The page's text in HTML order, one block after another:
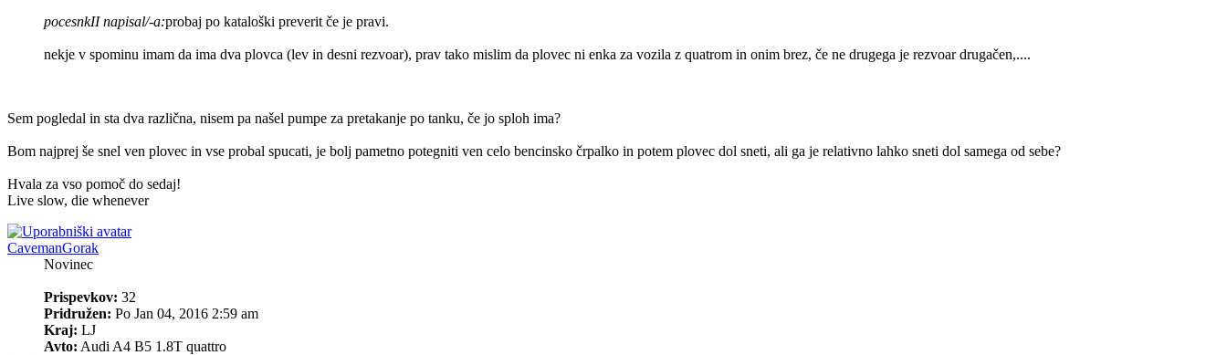
pocesnkII napisal/-a:probaj po kataloški preverit če je pravi.
nekje v spominu imam da ima dva plovca (lev in desni rezvoar), prav tako mislim da plovec ni enka za vozila z quatrom in onim brez, če ne drugega je rezvoar drugačen,....
Sem pogledal in sta dva različna, nisem pa našel pumpe za pretakanje po tanku, če jo sploh ima?
Bom najprej še snel ven plovec in vse probal spucati, je bolj pametno potegniti ven celo bencinsko črpalko in potem plovec dol sneti, ali ga je relativno lahko sneti dol samega od sebe?
Hvala za vso pomoč do sedaj!
Live slow, die whenever
CavemanGorak
Novinec
Prispevkov: 32
Pridružen: Po Jan 04, 2016 2:59 am
Kraj: LJ
Avto: Audi A4 B5 1.8T quattro